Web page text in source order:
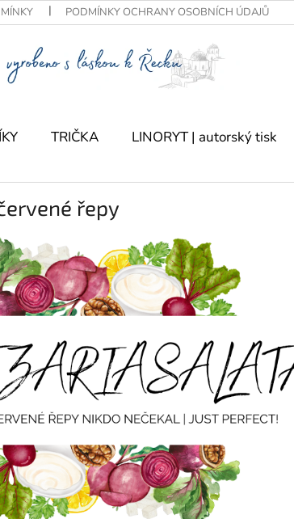
PODMÍNKY OCHRANY OSOBNÍCH ÚDAJŮ
TRIČKA LINORYT | autorský tisk
řepy